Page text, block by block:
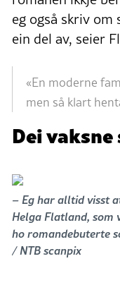
eg også skriv
ein del av, seier
«En moderne
men så klart
Dei
– Eg har alltid visst
Helga Flatland, som
ho romandebuterte
/ NTB scanpix